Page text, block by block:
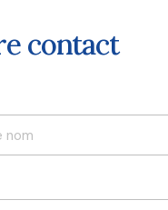
contact